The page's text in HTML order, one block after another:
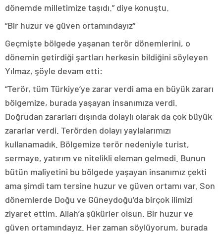
dönemde milletimize taşıdı.” diye konuştu.
“Bir huzur ve güven ortamındayız”
Geçmişte bölgede yaşanan terör dönemlerini, o
dönemin getirdiği şartları herkesin bildiğini söyleyen
Yılmaz, şöyle devam etti:
“Terör, tüm Türkiye’ye zarar verdi ama en büyük zararı
bölgemize, burada yaşayan insanımıza verdi.
Doğrudan zararları dışında dolaylı olarak da çok büyük
zararlar verdi. Terörden dolayı yaylalarımızı
kullanamadık. Bölgemize terör nedeniyle turist,
sermaye, yatırım ve nitelikli eleman gelmedi. Bunun
bütün maliyetini bu bölgede yaşayan insanımız çekti
ama şimdi tam tersine huzur ve güven ortamı var. Son
dönemlerde Doğu ve Güneydoğu’da birçok ilimizi
ziyaret ettim. Allah’a şükürler olsun. Bir huzur ve
güven ortamındayız. Her zaman söylüyorum, burada